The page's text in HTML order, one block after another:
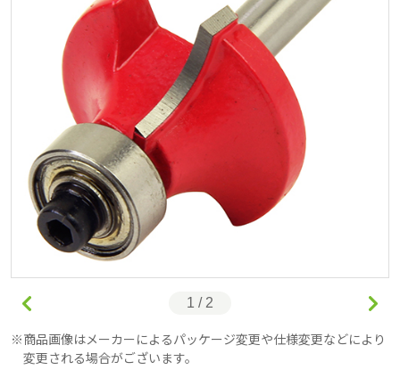
1 / 2
商品画像はメーカーによるパッケージ変更や仕様変更などにより
変更される場合がございます。